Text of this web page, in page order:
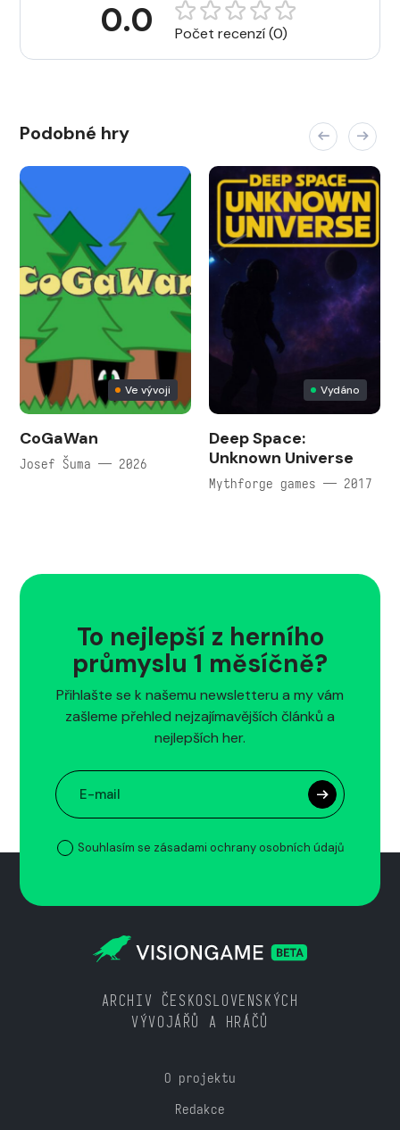
0.0 Počet recenzí (0)
Podobné hry
Ve vývoji
CoGaWan
Josef Šuma — 2026
Vydáno
Deep Space:
Unknown Universe
Mythforge games — 2017
To nejlepší z herního
průmyslu 1 měsíčně?
Přihlašte se k našemu newsletteru a my vám
zašleme přehled nejzajímavějších článků a
nejlepších her.
Souhlasím se zásadami ochrany osobních údajů
ARCHIV ČESKOSLOVENSKÝCH
VÝVOJÁŘŮ A HRÁČŮ
O projektu
Redakce